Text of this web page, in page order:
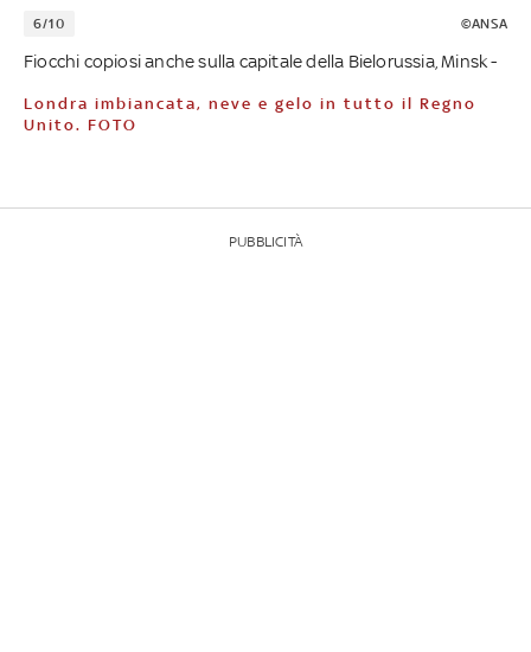
6/10 ©ANSA
Fiocchi copiosi anche sulla capitale della Bielorussia, Minsk -
Londra imbiancata, neve e gelo in tutto il Regno
Unito. FOTO
PUBBLICITÀ